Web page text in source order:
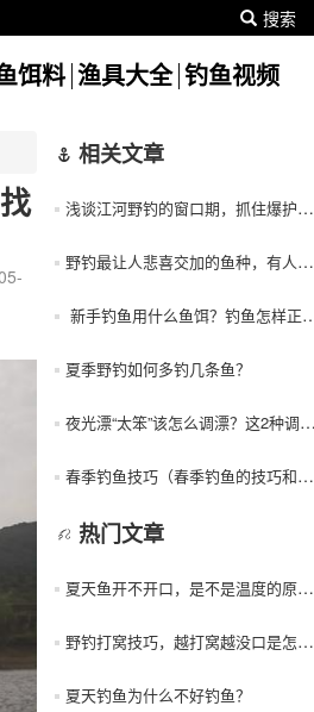
搜索
饵料 渔具大全 钓鱼视频
相关文章
浅谈江河野钓的窗口期，抓住爆护只需一小时
野钓最让人悲喜交加的鱼种，有人爱有人恨
新手钓鱼用什么鱼饵？钓鱼怎样正确用鱼饵？
夏季野钓如何多钓几条鱼？
夜光漂“太笨”该怎么调漂？这2种调法简单还好用，野钓正合适
春季钓鱼技巧（春季钓鱼的技巧和方法）！
热门文章
夏天鱼开不开口，是不是温度的原因？
野钓打窝技巧，越打窝越没口是怎么回事？
夏天钓鱼为什么不好钓鱼？